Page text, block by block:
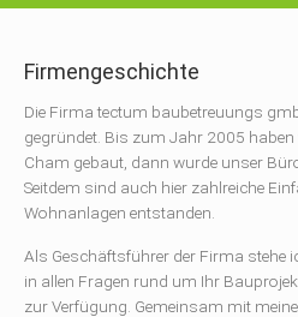
Firmengeschichte
Die Firma tectum baubetreuungs
gegründet. Bis zum Jahr 2005
Cham gebaut, dann wurde unser
Seitdem sind auch hier zahlreiche
Wohnanlagen entstanden.
Als Geschäftsführer der Firma stehe
in allen Fragen rund um Ihr
zur Verfügung. Gemeinsam mit